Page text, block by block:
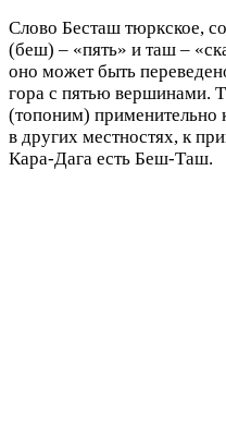
Слово Бесташ тюркское,
(беш) – «пять» и таш –
оно может быть
гора с пятью вершинами.
(топоним) применительно
в других местностях, к
Кара-Дага есть Беш-Таш.